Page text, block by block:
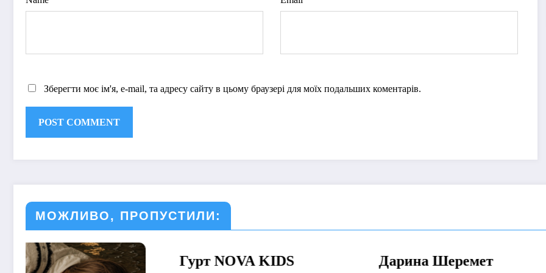
Зберегти моє ім'я, e-mail, та адресу сайту в цьому браузері для моїх подальших коментарів.
МОЖЛИВО, ПРОПУСТИЛИ:
МУЗИКА
Гурт NOVA KIDS
МУЗИКА
Дарина Шеремет
МУЗИКА
Sonar Wind